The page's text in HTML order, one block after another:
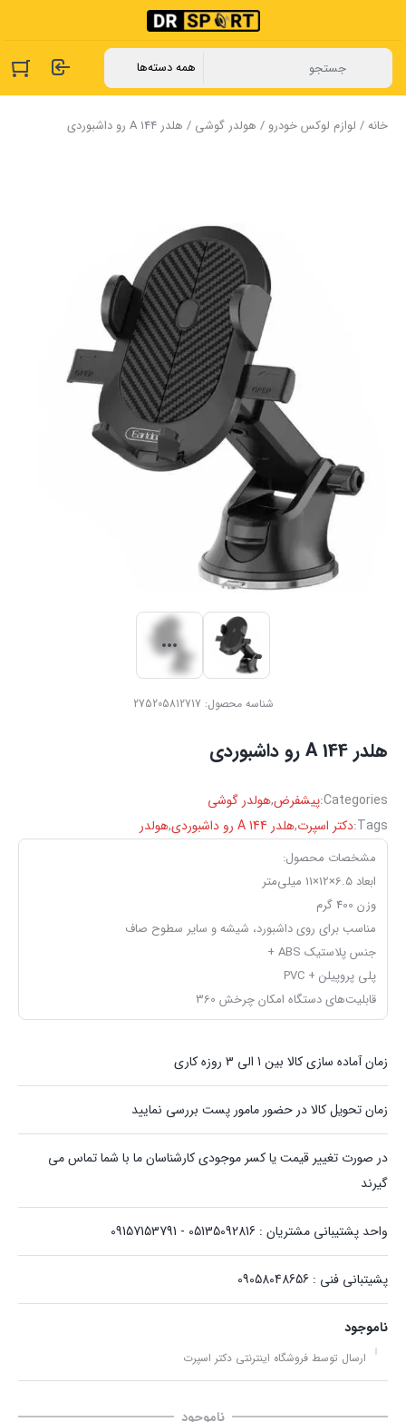
خانه/ لوازم لوکس خودرو / هولدر گوشی / ‏هلدر A 144 رو داشبوردی
شناسه محصول: 275205812717
‏هلدر A 144 رو داشبوردی
Categories:پیشفرض,هولدر گوشی
Tags: دکتر اسپرت,‏هلدر A 144 رو داشبوردی ,هولدر
مشخصات محصول:
ابعاد 6.5×12×11 میلی‌متر
وزن 400 گرم
مناسب برای روی داشبورد، شیشه و سایر سطوح صاف
جنس پلاستیک ABS +
پلی پروپیلن + PVC
قابلیت‌های دستگاه امکان چرخش 360
زمان آماده سازی کالا بین 1 الی 3 روزه کاری
زمان تحویل کالا در حضور مامور پست بررسی نمایید
در صورت تغییر قیمت یا کسر موجودی کارشناسان ما با شما تماس می
گیرند
واحد پشتیبانی مشتریان : 05135092816 - 09157153791
پشیتبانی فنی : 09058048656
ناموجود
ارسال توسط فروشگاه اینترنتی دکتر اسپرت
ناموجود